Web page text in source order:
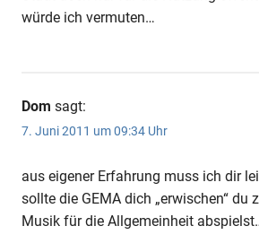
würde ich vermuten…
Dom sagt:
7. Juni 2011 um 09:34 Uhr
aus eigener Erfahrung muss ich dir
sollte die GEMA dich „erwischen“ du
Musik für die Allgemeinheit